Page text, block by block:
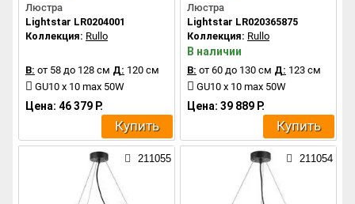
Люстра
Lightstar LR0204001
Коллекция: Rullo
В: от 58 до 128 см Д: 120 см
GU10 x 10 max 50W
Цена: 46 379 Р.
Купить
Люстра
Lightstar LR020365875
Коллекция: Rullo
В наличии
В: от 60 до 130 см Д: 123 см
GU10 x 10 max 50W
Цена: 39 889 Р.
Купить
211055 211054